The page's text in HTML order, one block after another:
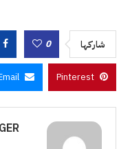
شاركها 0
Pinterest